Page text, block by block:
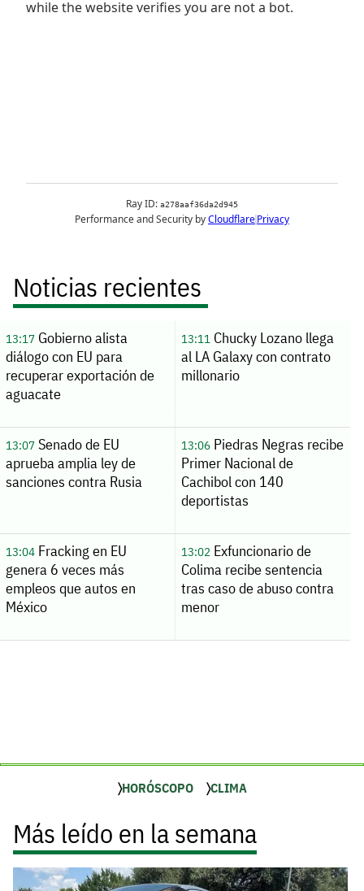
Noticias recientes
13:17Gobierno alista
diálogo con EU para
recuperar exportación de
aguacate
13:11Chucky Lozano llega
al LA Galaxy con contrato
millonario
13:07Senado de EU
aprueba amplia ley de
sanciones contra Rusia
13:06Piedras Negras recibe
Primer Nacional de
Cachibol con 140
deportistas
13:04Fracking en EU
genera 6 veces más
empleos que autos en
México
13:02Exfuncionario de
Colima recibe sentencia
tras caso de abuso contra
menor
HORÓSCOPO CLIMA
Más leído en la semana